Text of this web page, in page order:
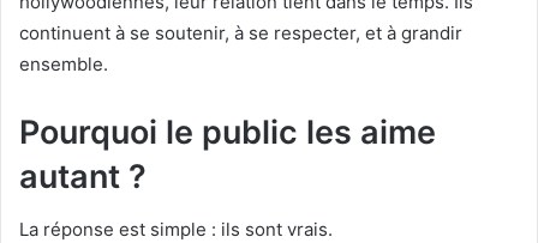
continuent à se soutenir, à se respecter, et à grandir
ensemble.
Pourquoi le public les aime
autant ?
La réponse est simple : ils sont vrais.